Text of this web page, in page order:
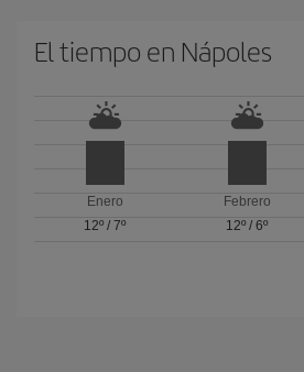
El tiempo en Nápoles
Enero
12º /7º
Febrero
12º / 6º